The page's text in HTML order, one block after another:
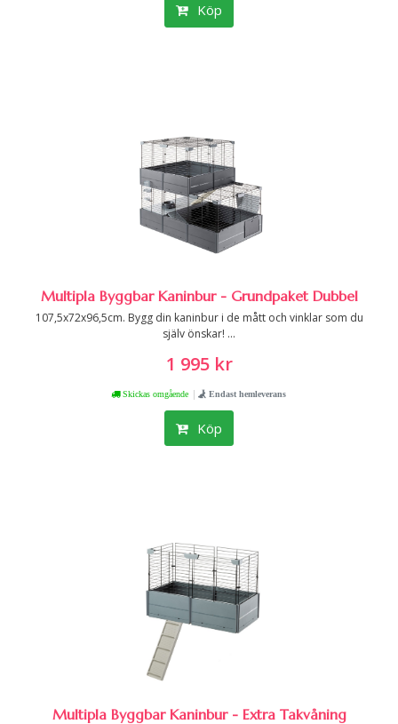
Köp
Multipla Byggbar Kaninbur - Grundpaket Dubbel
107,5x72x96,5cm. Bygg din kaninbur i de mått och vinklar som du
själv önskar! ...
1 995 kr
Skickas omgående | Endast hemleverans
Köp
Multipla Byggbar Kaninbur - Extra Takvåning